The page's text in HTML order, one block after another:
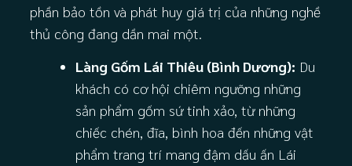
phần bảo tồn và phát huy giá trị của những nghề
thủ công đang dần mai một.
Làng Gốm Lái Thiêu (Bình Dương): Du
khách có cơ hội chiêm ngưỡng những
sản phẩm gốm sứ tinh xảo, từ những
chiếc chén, đĩa, bình hoa đến những vật
phẩm trang trí mang đậm dấu ấn Lái